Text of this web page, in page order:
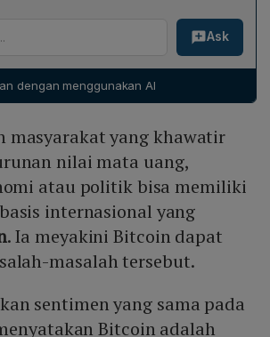
atau ketidakpastian politik.
ini menambah 6.470 BTC ke
Trust (IBIT). Total kepemilikannya
BTC, dengan nilai sekitar
sebelumnya.
Ask
dengan menggunakan AI
masyarakat yang khawatir
nilai mata uang,
atau politik bisa memiliki
internasional yang
. Ia meyakini Bitcoin dapat
masalah tersebut.
sentimen yang sama pada
Bitcoin adalah